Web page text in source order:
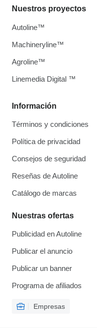
Información
Términos y condiciones
Política de privacidad
Consejos de seguridad
Reseñas de Autoline
Catálogo de marcas
Nuestras ofertas
Publicidad en Autoline
Publicar el anuncio
Publicar un banner
Programa de afiliados
Empresas
Nuestros proyectos
Autoline™
Machineryline™
Agroline™
Linemedia Digital ™